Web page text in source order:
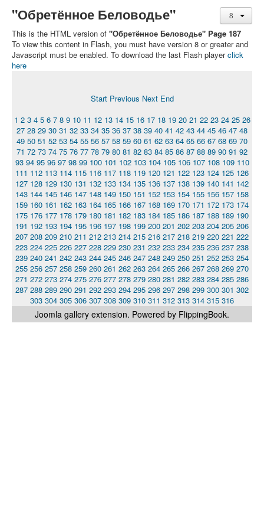
"Обретённое Беловодье"
This is the HTML version of "Обретённое Беловодье" Page 187
To view this content in Flash, you must have version 8 or greater and
Javascript must be enabled. To download the last Flash playerclick
here
Start Previous Next End
1 2 3 4 5 6 7 8 9 10 11 12 13 14 15 16 17 18 19 20 21 22 23 24 25 26
27 28 29 30 31 32 33 34 35 36 37 38 39 40 41 42 43 44 45 46 47 48
49 50 51 52 53 54 55 56 57 58 59 60 61 62 63 64 65 66 67 68 69 70
71 72 73 74 75 76 77 78 79 80 81 82 83 84 85 86 87 88 89 90 91 92
93 94 95 96 97 98 99 100 101 102 103 104 105 106 107 108 109 110
111 112 113 114 115 116 117 118 119 120 121 122 123 124 125 126
127 128 129 130 131 132 133 134 135 136 137 138 139 140 141 142
143 144 145 146 147 148 149 150 151 152 153 154 155 156 157 158
159 160 161 162 163 164 165 166 167 168 169 170 171 172 173 174
175 176 177 178 179 180 181 182 183 184 185 186 187 188 189 190
191 192 193 194 195 196 197 198 199 200 201 202 203 204 205 206
207 208 209 210 211 212 213 214 215 216 217 218 219 220 221 222
223 224 225 226 227 228 229 230 231 232 233 234 235 236 237 238
239 240 241 242 243 244 245 246 247 248 249 250 251 252 253 254
255 256 257 258 259 260 261 262 263 264 265 266 267 268 269 270
271 272 273 274 275 276 277 278 279 280 281 282 283 284 285 286
287 288 289 290 291 292 293 294 295 296 297 298 299 300 301 302
303 304 305 306 307 308 309 310 311 312 313 314 315 316
Joomla gallery extension. Powered by FlippingBook.